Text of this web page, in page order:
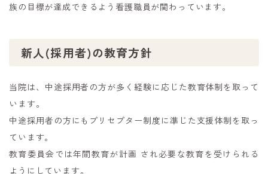
族の目標が達成できるよう看護職員が関わっています。
新人(採用者)の教育方針
当院は、中途採用者の方が多く経験に応じた教育体制を取って
います。
中途採用者の方にもプリセプター制度に準じた支援体制を取っ
ています。
教育委員会では年間教育が計画 され必要な教育を受けられる
ようにしています。